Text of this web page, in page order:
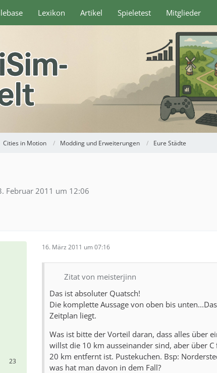
Lexikon Artikel Spieletest Mitglieder
Cities in Motion Modding und Erweiterungen Eure Städte
Februar 2011 um 12:06
23
16. März 2011 um 07:16
Zitat von meisterjinn
Das ist absoluter Quatsch!
Die komplette Aussage von oben bis
Zeitplan liegt.
Was ist bitte der Vorteil daran, dass alles über
willst die 10 km ausseinander sind, aber über
20 km entfernt ist. Pustekuchen. Bsp:
was hat man davon in dem Fall?